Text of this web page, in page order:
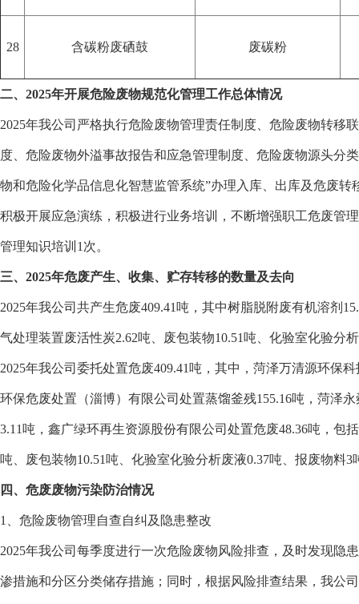
28 含碳粉废硒鼓 废碳粉
二、2025年开展危险废物规范化管理工作总体情况
2025年我公司严格执行危险废物管理责任制度、危险废物转移
度、危险废物外溢事故报告和应急管理制度、危险废物源头分
物和危险化学品信息化智慧监管系统”办理入库、出库及危废
积极开展应急演练，积极进行业务培训，不断增强职工危废管
管理知识培训1次。
三、2025年危废产生、收集、贮存转移的数量及去向
2025年我公司共产生危废409.41吨，其中树脂脱附废有机溶剂
气处理装置废活性炭2.62吨、废包装物10.51吨、化验室化验分
2025年我公司委托处置危废409.41吨，其中，菏泽万清源环保
环保危废处置（淄博）有限公司处置蒸馏釜残155.16吨，菏泽
3.11吨，鑫广绿环再生资源股份有限公司处置危废48.36吨，包
吨、废包装物10.51吨、化验室化验分析废液0.37吨、报废物料
四、危废废物污染防治情况
1、危险废物管理自查自纠及隐患整改
2025年我公司每季度进行一次危险废物风险排查，及时发现隐
渗措施和分区分类储存措施；同时，根据风险排查结果，我公